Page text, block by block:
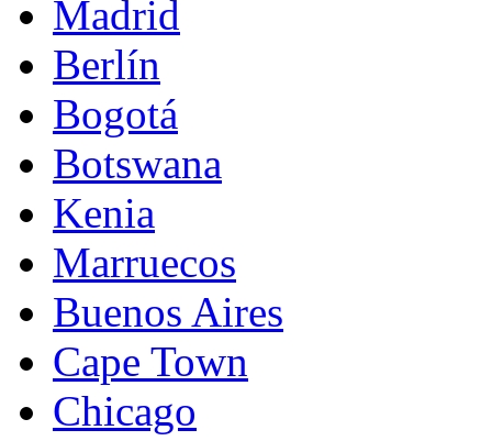
Madrid
Berlín
Bogotá
Botswana
Kenia
Marruecos
Buenos Aires
Cape Town
Chicago